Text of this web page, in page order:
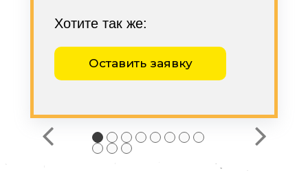
Хотите так же:
Оставить заявку